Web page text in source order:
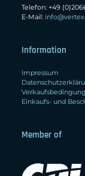
Telefon: +49
E-Mail:
Information
Impressum
Einkaufs- und
Member of